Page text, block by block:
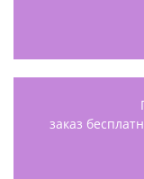
заказ